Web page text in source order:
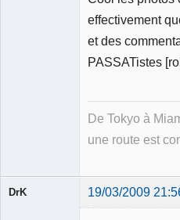
effectivement
et des
PASSATistes
De Tokyo à
une route est
DrK 19/03/2009